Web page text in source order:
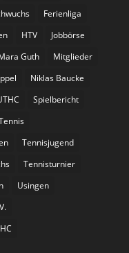
Ferienliga
HTV
Jobbörse
Guth
Mitglieder
Niklas Baucke
Spielbericht
Tennisjugend
Tennisturnier
Usingen